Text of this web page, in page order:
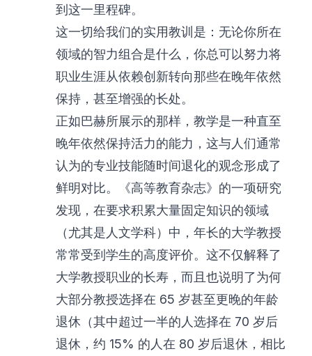
到这一里程碑。
这一切给我们的实用教训是：无论你所在
领域的智力组合是什么，你总可以努力将
职业生涯从依赖创新转向那些在晚年依然
保持，甚至增强的长处。
正如巴赫所展示的那样，教学是一种直至
晚年依然保持活力的能力，这与人们通常
认为的专业技能随时间退化的观念形成了
鲜明对比。《高等教育杂志》的一项研究
发现，在要求积累大量固定知识的领域
（尤其是人文学科）中，年长的大学教授
常常受到学生的高度评价。这不仅解释了
大学教授职业的长寿，而且也说明了为何
大部分教授选择在 65 岁甚至更晚的年龄
退休（其中超过一半的人选择在 70 岁后
退休，约 15% 的人在 80 岁后退休，相比